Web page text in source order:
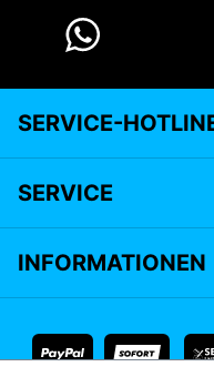
SERVICE-
SERVICE
INFORMATIONEN